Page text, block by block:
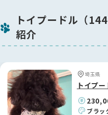
今回はこちらの希望に沿って
感謝しております。
江里川ブリーダーに出会えて
す！🐶
【BreederFamiliesへ】
色々なサイトを見て回りま
は情報の透明性が高く、非常
た。
トイプードル（
紹介
埼玉県
トイプ
ブラッ